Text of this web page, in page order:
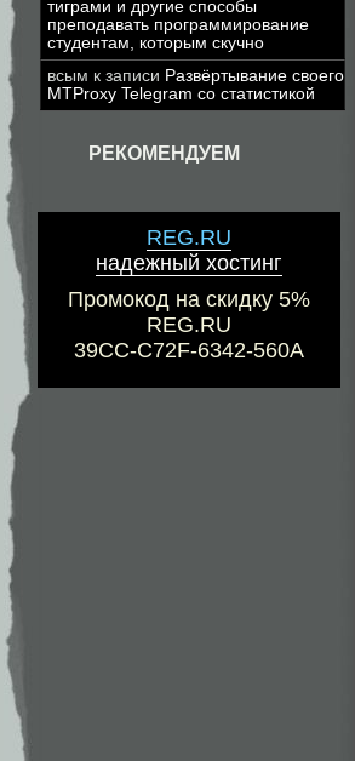
тиграми и другие способы
преподавать программирование
студентам, которым скучно
всым к записи Развёртывание своего
MTProxy Telegram со статистикой
РЕКОМЕНДУЕМ
REG.RU
надежный хостинг
Промокод на скидку 5%
REG.RU
39CC-C72F-6342-560A